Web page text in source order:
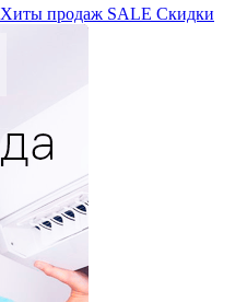
Хиты продаж SALE Скидки